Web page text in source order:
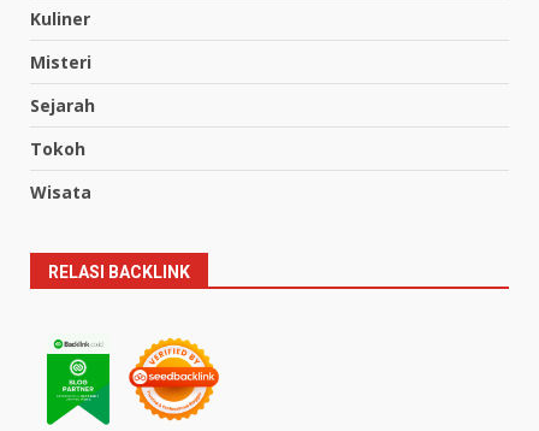
Kuliner
Misteri
Sejarah
Tokoh
Wisata
RELASI BACKLINK